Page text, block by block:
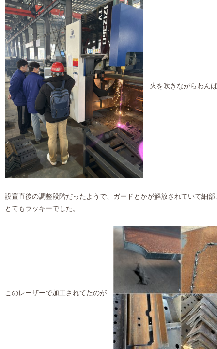
設置直後の調整段階だったようで、ガードとかが解放されていて細
とてもラッキーでした。
このレーザーで加工されてたのが